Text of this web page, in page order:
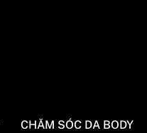
CHĂM SÓC DA BODY